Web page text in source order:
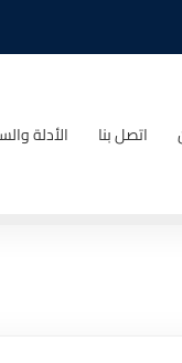
اتصل بنا الأدلة